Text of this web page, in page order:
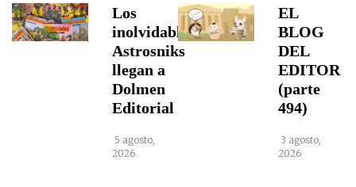
Los
inolvidables
Astrosniks
llegan a
Dolmen
Editorial
5 agosto,
2026
EL
BLOG
DEL
EDITOR
(parte
494)
3 agosto,
2026